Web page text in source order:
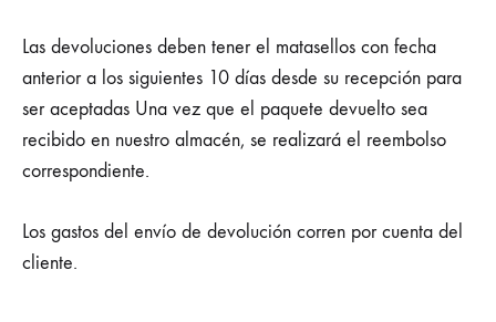
Las devoluciones deben tener el matasellos con fecha
anterior a los siguientes 10 días desde su recepción para
ser aceptadas Una vez que el paquete devuelto sea
recibido en nuestro almacén, se realizará el reembolso
correspondiente.
Los gastos del envío de devolución corren por cuenta del
cliente.